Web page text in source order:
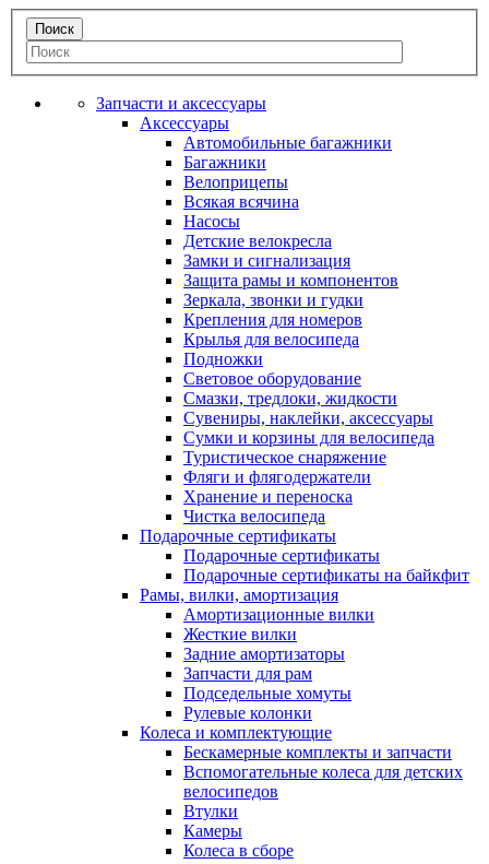
Запчасти и аксессуары
Аксессуары
Автомобильные багажники
Багажники
Велоприцепы
Всякая всячина
Насосы
Детские велокресла
Замки и сигнализация
Защита рамы и компонентов
Зеркала, звонки и гудки
Крепления для номеров
Крылья для велосипеда
Подножки
Световое оборудование
Смазки, тредлоки, жидкости
Сувениры, наклейки, аксессуары
Сумки и корзины для велосипеда
Туристическое снаряжение
Фляги и флягодержатели
Хранение и переноска
Чистка велосипеда
Подарочные сертификаты
Подарочные сертификаты
Подарочные сертификаты на байкфит
Рамы, вилки, амортизация
Амортизационные вилки
Жесткие вилки
Задние амортизаторы
Запчасти для рам
Подседельные хомуты
Рулевые колонки
Колеса и комплектующие
Бескамерные комплекты и запчасти
Вспомогательные колеса для детских
велосипедов
Втулки
Камеры
Колеса в сборе